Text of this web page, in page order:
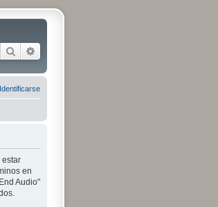
Buscar
Identificarse
estar
en
Audio"